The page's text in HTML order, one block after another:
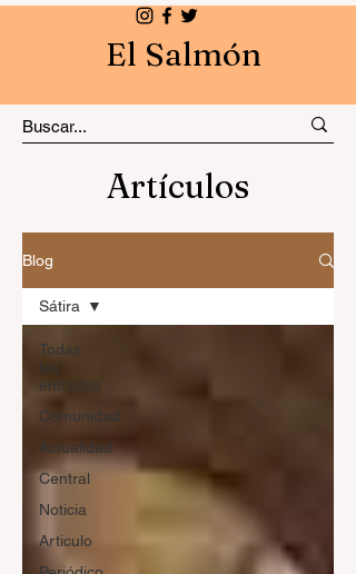
El Salmón
Artículos
Blog
Todas
las
entradas
Comunidad
Actualidad
Central
Noticia
Articulo
Sátira